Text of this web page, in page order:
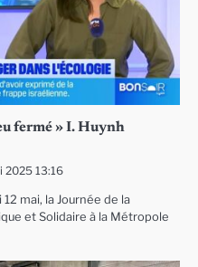
fermé » I. Huynh
2025 13:16
mai, la Journée de la
et Solidaire à la Métropole